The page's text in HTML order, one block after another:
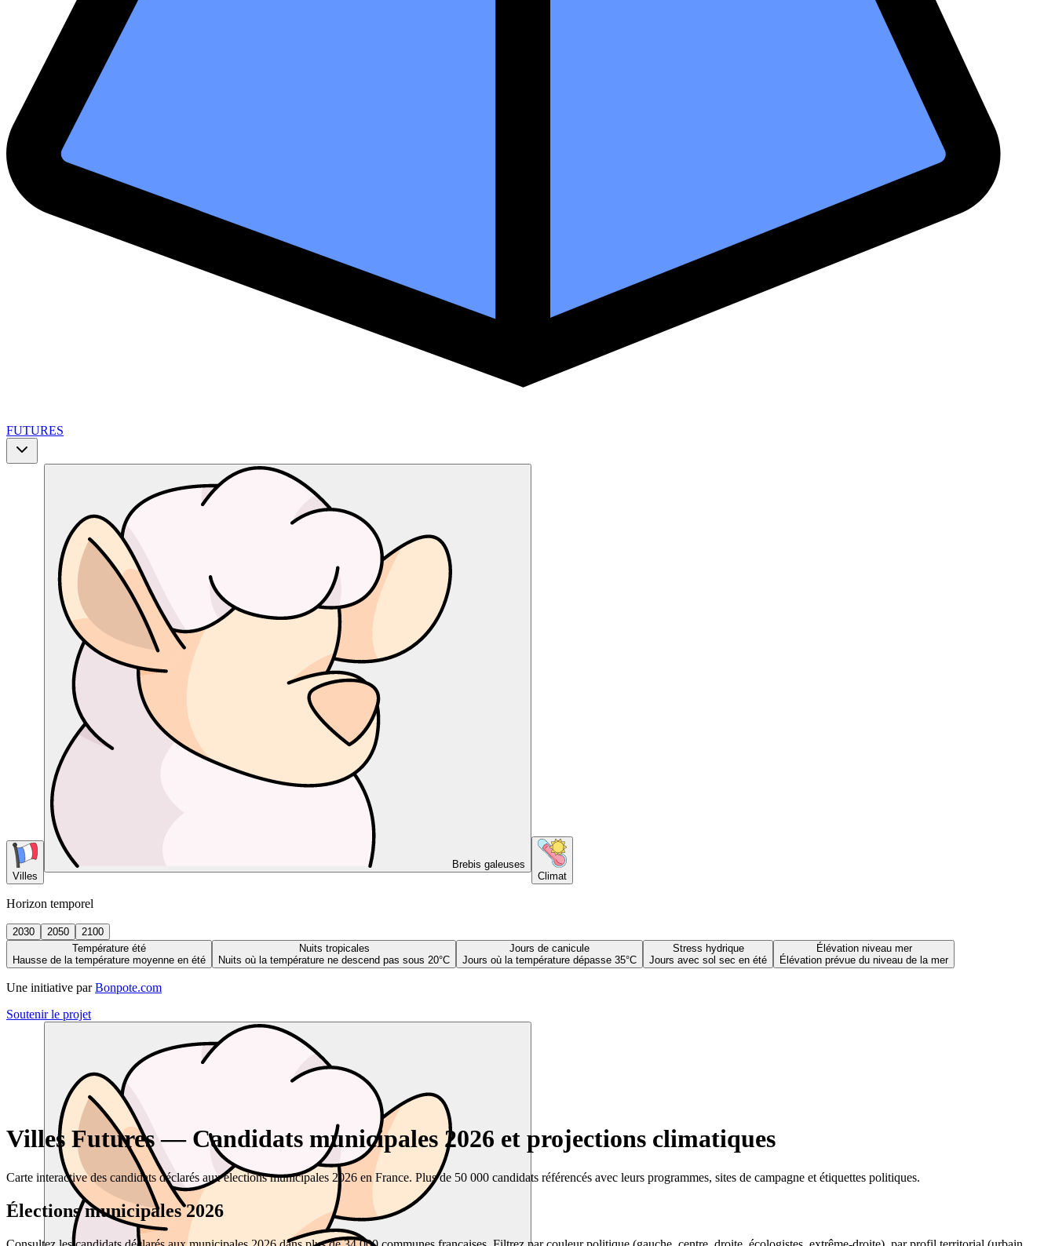
FUTURES
Villes
Brebis galeuses
Climat
Horizon temporel
2030 2050
2100
Température été
Hausse de la température moyenne en été
Nuits tropicales
Nuits où la température ne descend pas sous 20°C
Jours de canicule
Jours où la température dépasse 35°C
Stress hydrique
Jours avec sol sec en été
Élévation niveau mer
Élévation prévue du niveau de la mer
Une initiative par Bonpote.com
Soutenir le projet
Villes Futures — Candidats municipales 2026 et projections climatiques
Carte interactive des candidats déclarés aux élections municipales 2026 en France. Plus de 50 000 candidats référencés avec leurs programmes, sites de campagne et étiquettes politiques.
Élections municipales 2026